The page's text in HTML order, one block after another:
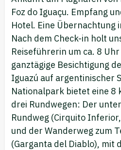
Foz do Iguaçu. Empfang
Hotel. Eine Übernachtung
Nach dem Check-in holt
Reiseführerin um ca. 8
ganztägige Besichtigung
Iguazú auf argentinischer
Nationalpark bietet eine 8
drei Rundwegen: Der
Rundweg (Cirquito
und der Wanderweg zum
(Garganta del Diablo), mit